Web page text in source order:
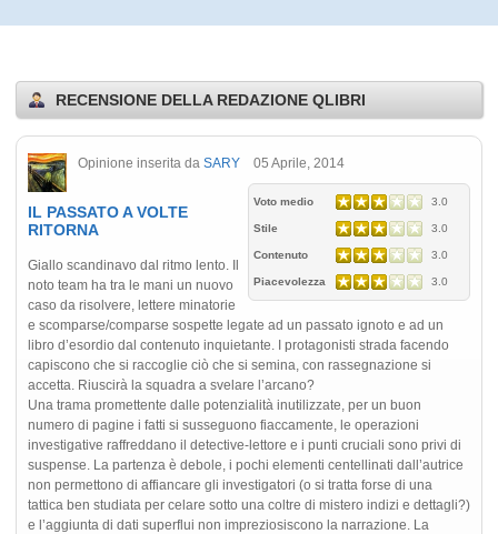
RECENSIONE DELLA REDAZIONE QLIBRI
Opinione inserita da SARY 05 Aprile, 2014
Voto medio 3.0
Stile 3.0
Contenuto 3.0
Piacevolezza 3.0
IL PASSATO A VOLTE
RITORNA
Giallo scandinavo dal ritmo lento. Il
noto team ha tra le mani un nuovo
caso da risolvere, lettere minatorie
e scomparse/comparse sospette legate ad un passato ignoto e ad un
libro d’esordio dal contenuto inquietante. I protagonisti strada facendo
capiscono che si raccoglie ciò che si semina, con rassegnazione si
accetta. Riuscirà la squadra a svelare l’arcano?
Una trama promettente dalle potenzialità inutilizzate, per un buon
numero di pagine i fatti si susseguono fiaccamente, le operazioni
investigative raffreddano il detective-lettore e i punti cruciali sono privi di
suspense. La partenza è debole, i pochi elementi centellinati dall’autrice
non permettono di affiancare gli investigatori (o si tratta forse di una
tattica ben studiata per celare sotto una coltre di mistero indizi e dettagli?)
e l’aggiunta di dati superflui non impreziosiscono la narrazione. La